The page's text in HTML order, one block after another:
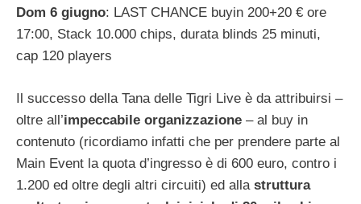
Dom 6 giugno: LAST CHANCE buyin 200+20 € ore
17:00, Stack 10.000 chips, durata blinds 25 minuti,
cap 120 players
Il successo della Tana delle Tigri Live è da attribuirsi –
oltre all’impeccabile organizzazione – al buy in
contenuto (ricordiamo infatti che per prendere parte al
Main Event la quota d’ingresso è di 600 euro, contro i
1.200 ed oltre degli altri circuiti) ed allastruttura